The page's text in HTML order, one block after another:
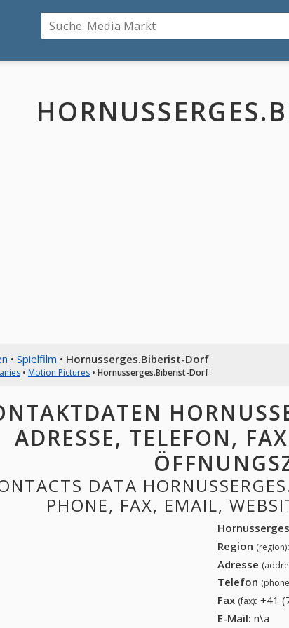
• Spielfilm • Hornusserges.Biberist-Dorf
• Motion Pictures• Hornusserges.Biberist-Dorf
ADRESSE, TELEFON,
DATA
PHONE, FAX, EMAIL,
Region (region):
Adresse
Telefon
Fax (fax): +41
E-Mail: n\a